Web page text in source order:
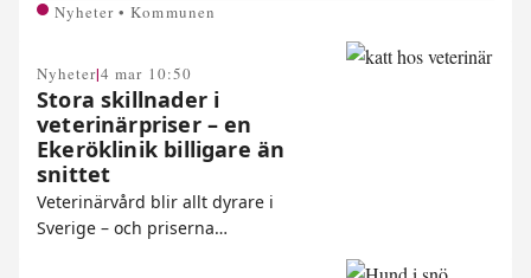
Nyheter • Kommunen
Nyheter|4 mar 10:50
Stora skillnader i
veterinärpriser – en
Ekeröklinik billigare än
snittet
Veterinärvård blir allt dyrare i
Sverige – och priserna…